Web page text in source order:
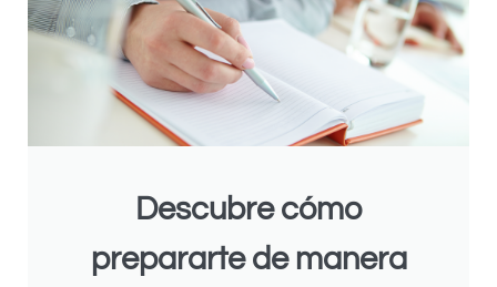
Descubre cómo
prepararte de manera